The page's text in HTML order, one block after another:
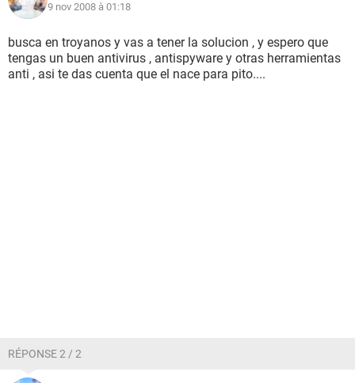
9 nov 2008 à 01:18
busca en troyanos y vas a tener la solucion , y espero que
tengas un buen antivirus , antispyware y otras herramientas
anti , asi te das cuenta que el nace para pito....
RÉPONSE 2 / 2